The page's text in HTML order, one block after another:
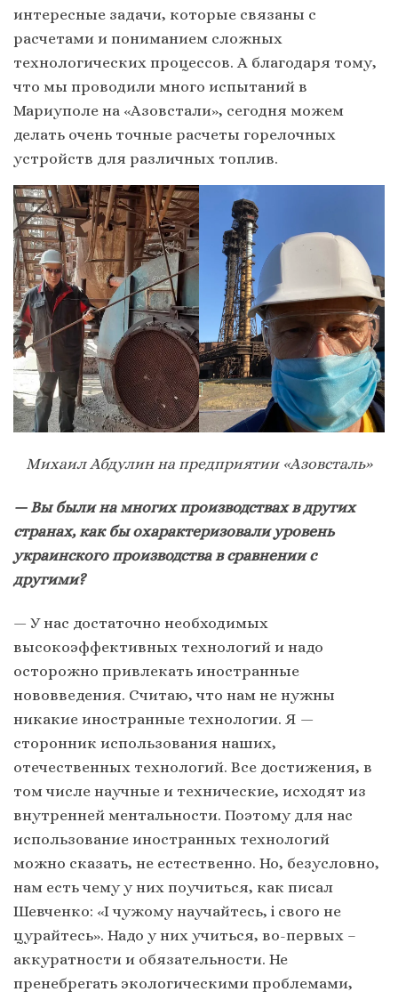
интересные задачи, которые связаны с
расчетами и пониманием сложных
технологических процессов. А благодаря тому,
что мы проводили много испытаний в
Мариуполе на «Азовстали», сегодня можем
делать очень точные расчеты горелочных
устройств для различных топлив.
Михаил Абдулин на предприятии «Азовсталь»
— Вы были на многих производствах в других
странах, как бы охарактеризовали уровень
украинского производства в сравнении с
другими?
— У нас достаточно необходимых
высокоэффективных технологий и надо
осторожно привлекать иностранные
нововведения. Считаю, что нам не нужны
никакие иностранные технологии. Я —
сторонник использования наших,
отечественных технологий. Все достижения, в
том числе научные и технические, исходят из
внутренней ментальности. Поэтому для нас
использование иностранных технологий
можно сказать, не естественно. Но, безусловно,
нам есть чему у них поучиться, как писал
Шевченко: «І чужому научайтесь, і свого не
цурайтесь». Надо у них учиться, во-первых –
аккуратности и обязательности. Не
пренебрегать экологическими проблемами,